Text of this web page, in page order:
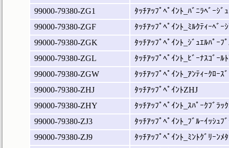
99000-79380-ZG1
ﾀｯﾁｱｯﾌﾟﾍﾟｲﾝﾄ_ﾊﾞﾆﾗﾍﾞｰｼﾞｭ
99000-79380-ZGF
ﾀｯﾁｱｯﾌﾟﾍﾟｲﾝﾄ_ﾐﾙｸﾃｨｰﾍﾞｰ
99000-79380-ZGK
ﾀｯﾁｱｯﾌﾟﾍﾟｲﾝﾄ_ｼﾞｭｴﾙﾊﾟｰﾌ
99000-79380-ZGL
ﾀｯﾁｱｯﾌﾟﾍﾟｲﾝﾄ_ﾋﾞｰﾅｽｺﾞｰﾙ
99000-79380-ZGW
ﾀｯﾁｱｯﾌﾟﾍﾟｲﾝﾄ_ｱﾝﾃｨｰｸﾛｰｽ
99000-79380-ZHJ
ﾀｯﾁｱｯﾌﾟﾍﾟｲﾝﾄZHJ
99000-79380-ZHY
ﾀｯﾁｱｯﾌﾟﾍﾟｲﾝﾄ_ｽﾊﾟｰｸﾌﾞﾗｯ
99000-79380-ZJ3
ﾀｯﾁｱｯﾌﾟﾍﾟｲﾝﾄ_ﾌﾞﾙｰｲｯｼｭﾌ
99000-79380-ZJ9
ﾀｯﾁｱｯﾌﾟﾍﾟｲﾝﾄ_ﾐﾝﾄｸﾞﾘｰﾝﾒ